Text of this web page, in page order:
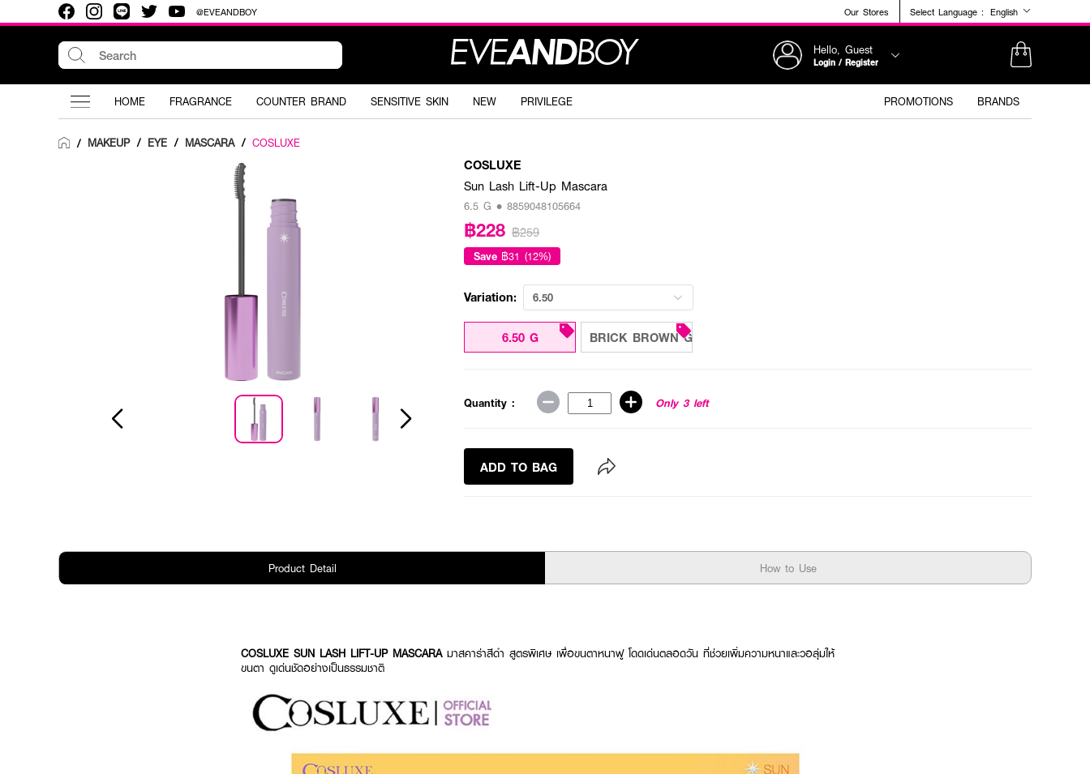
@EVEANDBOY Our Stores Select Language : English
Hello, Guest
Login / Register
HOME FRAGRANCE COUNTER BRAND SENSITIVE SKIN NEW PRIVILEGE PROMOTIONS BRANDS
/ MAKEUP / EYE / MASCARA / COSLUXE
COSLUXE
Sun Lash Lift-Up Mascara
6.5 G • 8859048105664
฿228 ฿259
Save ฿31 (12%)
Variation: 6.50
6.50 G BRICK BROWN G
Quantity : Only 3 left
ADD TO BAG
Product Detail How to Use
COSLUXE SUN LASH LIFT-UP MASCARA มาสคาร่าสีดำ สูตรพิเศษ เพื่อขนตาหนาฟู โดดเด่นตลอดวัน ที่ช่วยเพิ่มความหนาและวอลุ่มให้
ขนตา ดูเด่นชัดอย่างเป็นธรรมชาติ